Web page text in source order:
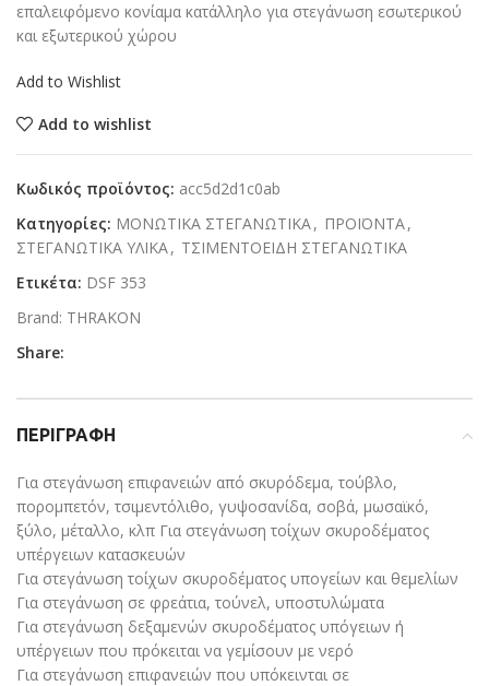
επαλειφόμενο κονίαμα κατάλληλο για στεγάνωση εσωτερικού
και εξωτερικού χώρου
Add to Wishlist
Add to wishlist
Κωδικός προϊόντος: acc5d2d1c0ab
Κατηγορίες: ΜΟΝΩΤΙΚΑ ΣΤΕΓΑΝΩΤΙΚΑ, ΠΡΟΪΟΝΤΑ,
ΣΤΕΓΑΝΩΤΙΚΑ ΥΛΙΚΑ, ΤΣΙΜΕΝΤΟΕΙΔΗ ΣΤΕΓΑΝΩΤΙΚΑ
Ετικέτα: DSF 353
Brand: THRAKON
Share:
ΠΕΡΙΓΡΑΦΉ
Για στεγάνωση επιφανειών από σκυρόδεμα, τούβλο,
πορομπετόν, τσιμεντόλιθο, γυψοσανίδα, σοβά, μωσαϊκό,
ξύλο, μέταλλο, κλπ Για στεγάνωση τοίχων σκυροδέματος
υπέργειων κατασκευών
Για στεγάνωση τοίχων σκυροδέματος υπογείων και θεμελίων
Για στεγάνωση σε φρεάτια, τούνελ, υποστυλώματα
Για στεγάνωση δεξαμενών σκυροδέματος υπόγειων ή
υπέργειων που πρόκειται να γεμίσουν με νερό
Για στεγάνωση επιφανειών που υπόκεινται σε